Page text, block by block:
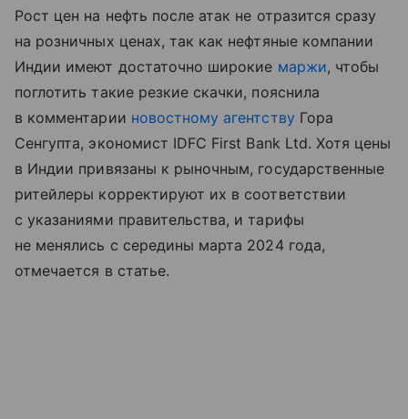
Рост цен на нефть после атак не отразится сразу
на розничных ценах, так как нефтяные компании
Индии имеют достаточно широкие маржи, чтобы
поглотить такие резкие скачки, пояснила
в комментарии новостному агентству Гора
Сенгупта, экономист IDFC First Bank Ltd. Хотя цены
в Индии привязаны к рыночным, государственные
ритейлеры корректируют их в соответствии
с указаниями правительства, и тарифы
не менялись с середины марта 2024 года,
отмечается в статье.